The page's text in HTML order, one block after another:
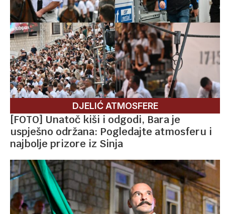
DJELIĆ ATMOSFERE
[FOTO] Unatoč kiši i odgodi, Bara je
uspješno održana: Pogledajte atmosferu i
najbolje prizore iz Sinja